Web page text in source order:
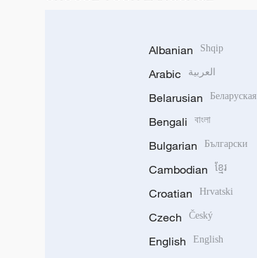
Albanian Shqip
Arabic العربية
Belarusian Беларуская
Bengali বাংলা
Bulgarian Български
Cambodian ខ្មែរ
Croatian Hrvatski
Czech Český
English English